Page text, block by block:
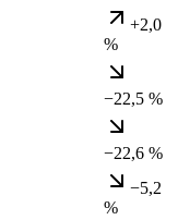
+2,0
%
−22,5 %
−22,6 %
−5,2
%